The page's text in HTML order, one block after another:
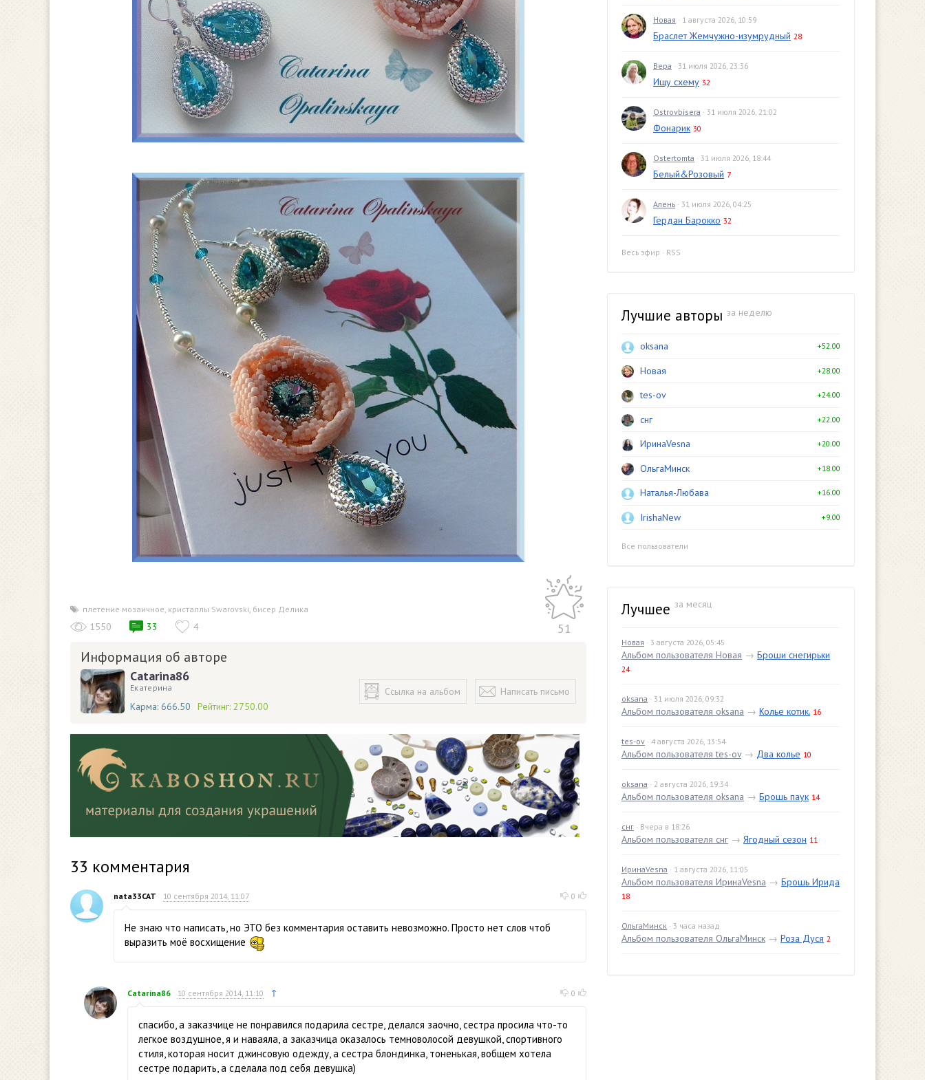
плетение мозаичное, кристаллы Swarovski, бисер Делика
51
1550 33 4
Информация об авторе
Catarina86
Екатерина
Карма: 666.50 Рейтинг: 2750.00
Ссылка на альбом Написать письмо
33 комментария
nata33CAT 10 сентября 2014, 11:07 0
Не знаю что написать, но ЭТО без комментария оставить невозможно. Просто нет слов чтоб
выразить моё восхищение
Catarina86 10 сентября 2014, 11:10 ↑ 0
спасибо, а заказчице не понравился подарила сестре, делался заочно, сестра просила что-то
легкое воздушное, я и наваяла, а заказчица оказалось темноволосой девушкой, спортивного
стиля, которая носит джинсовую одежду, а сестра блондинка, тоненькая, вобщем хотела
сестре подарить, а сделала под себя девушка)
Новая · 1 августа 2026, 10:59
Браслет Жемчужно-изумрудный 28
Вера · 31 июля 2026, 23:36
Ищу схему 32
Ostrovbisera · 31 июля 2026, 21:02
Фонарик 30
Ostertomta · 31 июля 2026, 18:44
Белый&Розовый 7
Алень · 31 июля 2026, 04:25
Гердан Барокко 32
Весь эфир · RSS
Лучшие авторы за неделю
oksana +52.00
Новая +28.00
tes-ov +24.00
снг +22.00
ИринаVesna +20.00
ОльгаМинск +18.00
Наталья-Любава +16.00
IrishaNew +9.00
Все пользователи
Лучшее за месяц
Новая · 3 августа 2026, 05:45
Альбом пользователя Новая → Броши снегирьки
24
oksana · 31 июля 2026, 09:32
Альбом пользователя oksana → Колье котик. 16
tes-ov · 4 августа 2026, 13:54
Альбом пользователя tes-ov→ Два колье 10
oksana · 2 августа 2026, 19:34
Альбом пользователя oksana → Брошь паук 14
снг · Вчера в 18:26
Альбом пользователя снг → Ягодный сезон 11
ИринаVesna · 1 августа 2026, 11:05
Альбом пользователя ИринаVesna → Брошь Ирида
18
ОльгаМинск · 3 часа назад
Альбом пользователя ОльгаМинск → Роза Дуся 2